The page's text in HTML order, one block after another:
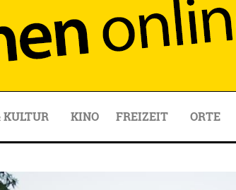
KULTUR KINO FREIZEIT ORTE